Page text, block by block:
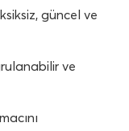
güncel ve
ve